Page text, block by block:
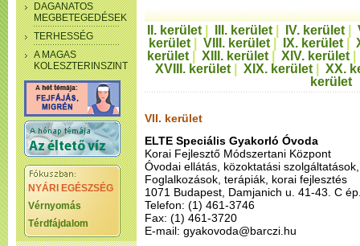
DAGANATOS
MEGBETEGEDÉSEK
TERHESSÉG
A MAGAS
KOLESZTERINSZINT
NYÁRI EGÉSZSÉG
Vérnyomás
Térdfájdalom
II. kerület III. kerület IV. kerület
kerület| VIII. kerület| IX. kerület|
kerület| XIII. kerület| XIV. kerület
XVIII. kerület
XIX. kerület
XX.
kerület
VII. kerület
ELTE Speciális Gyakorló Óvoda
Korai Fejlesztő Módszertani Központ
Óvodai ellátás, közoktatási szolgáltatások,
Foglalkozások, terápiák, korai fejlesztés
1071 Budapest, Damjanich u. 41-43. C
Telefon: (1) 461-3746
Fax: (1) 461-3720
E-mail: gyakovoda@barczi.hu